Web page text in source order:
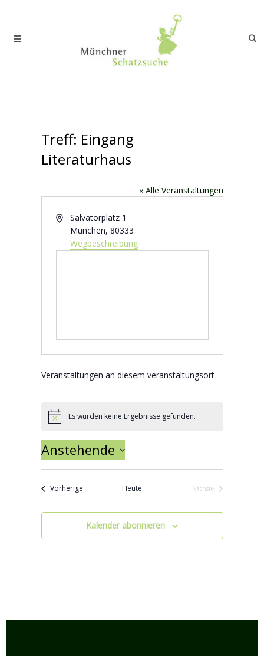
Treff: Eingang
Literaturhaus
« Alle Veranstaltungen
AdresseSalvatorplatz 1
München, 80333
Wegbeschreibung
Veranstaltungen an diesem veranstaltungsort
HinweisEs wurden keine Ergebnisse gefunden.
Anstehende
Datum wählen.
VorherigeVeranstaltungen
Heute
Nächste
Kalender abonnieren